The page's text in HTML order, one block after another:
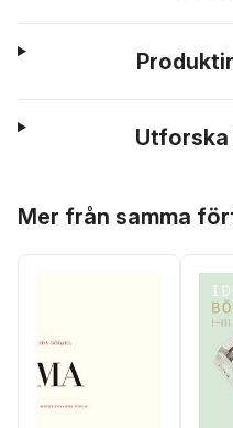
Mer från samma